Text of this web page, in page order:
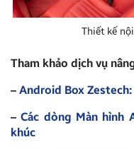
Thiết kế
Tham khảo dịch vụ
– Android Box
–Các dòng Màn hình
khúc